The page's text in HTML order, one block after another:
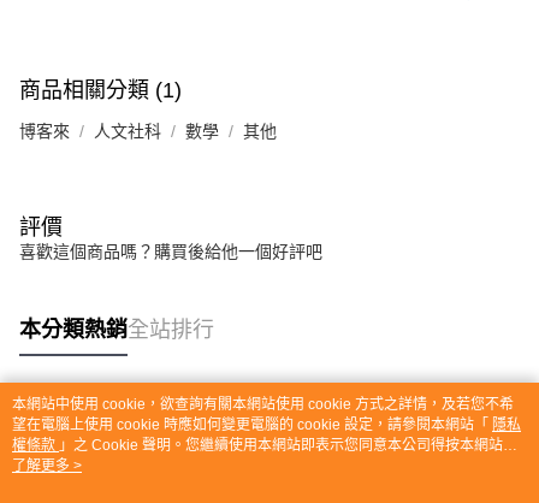
商品相關分類 (1)
博客來 人文社科 數學 其他
評價
喜歡這個商品嗎？購買後給他一個好評吧
本分類熱銷全站排行
熱門標籤
本網站中使用 cookie，欲查詢有關本網站使用 cookie 方式之詳情，及若您不希
望在電腦上使用 cookie 時應如何變更電腦的 cookie 設定，請參閱本網站「 隱私
權條款 」之 Cookie 聲明。您繼續使用本網站即表示您同意本公司得按本網站使
用條款之 Cookie 聲明使用 cookie。
了解更多 >